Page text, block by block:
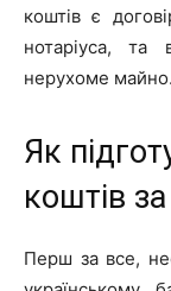
коштів є
нотаріуса,
нерухоме майно.
Як
коштів
Перш за все,